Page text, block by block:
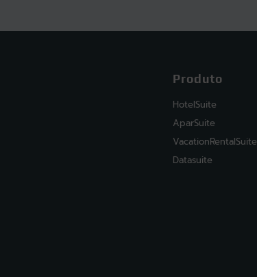
Produto
HotelSuite
AparSuite
VacationRentalSuite
Datasuite